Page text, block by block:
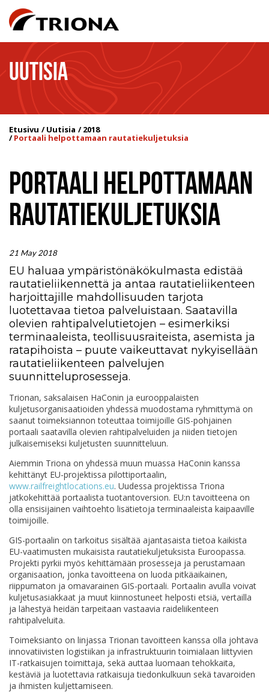
UUTISIA
Etusivu Uutisia 2018
Portaali helpottamaan rautatiekuljetuksia
PORTAALI HELPOTTAMAAN
RAUTATIEKULJETUKSIA
21 May 2018
EU haluaa ympäristönäkökulmasta edistää
rautatieliikennettä ja antaa rautatieliikenteen
harjoittajille mahdollisuuden tarjota
luotettavaa tietoa palveluistaan. Saatavilla
olevien rahtipalvelutietojen – esimerkiksi
terminaaleista, teollisuusraiteista, asemista ja
ratapihoista – puute vaikeuttavat nykyisellään
rautatieliikenteen palvelujen
suunnitteluprosesseja.
Trionan, saksalaisen HaConin ja eurooppalaisten
kuljetusorganisaatioiden yhdessä muodostama ryhmittymä on
saanut toimeksiannon toteuttaa toimijoille GIS-pohjainen
portaali saatavilla olevien rahtipalveluiden ja niiden tietojen
julkaisemiseksi kuljetusten suunnitteluun.
Aiemmin Triona on yhdessä muun muassa HaConin kanssa
kehittänyt EU-projektissa pilottiportaalin,
www.railfreightlocations.eu. Uudessa projektissa Triona
jatkokehittää portaalista tuotantoversion. EU:n tavoitteena on
olla ensisijainen vaihtoehto lisätietoja terminaaleista kaipaaville
toimijoille.
GIS-portaalin on tarkoitus sisältää ajantasaista tietoa kaikista
EU-vaatimusten mukaisista rautatiekuljetuksista Euroopassa.
Projekti pyrkii myös kehittämään prosesseja ja perustamaan
organisaation, jonka tavoitteena on luoda pitkäaikainen,
riippumaton ja omavarainen GIS-portaali. Portaalin avulla voivat
kuljetusasiakkaat ja muut kiinnostuneet helposti etsiä, vertailla
ja lähestyä heidän tarpeitaan vastaavia raideliikenteen
rahtipalveluita.
Toimeksianto on linjassa Trionan tavoitteen kanssa olla johtava
innovatiivisten logistiikan ja infrastruktuurin toimialaan liittyvien
IT-ratkaisujen toimittaja, sekä auttaa luomaan tehokkaita,
kestäviä ja luotettavia ratkaisuja tiedonkulkuun sekä tavaroiden
ja ihmisten kuljettamiseen.